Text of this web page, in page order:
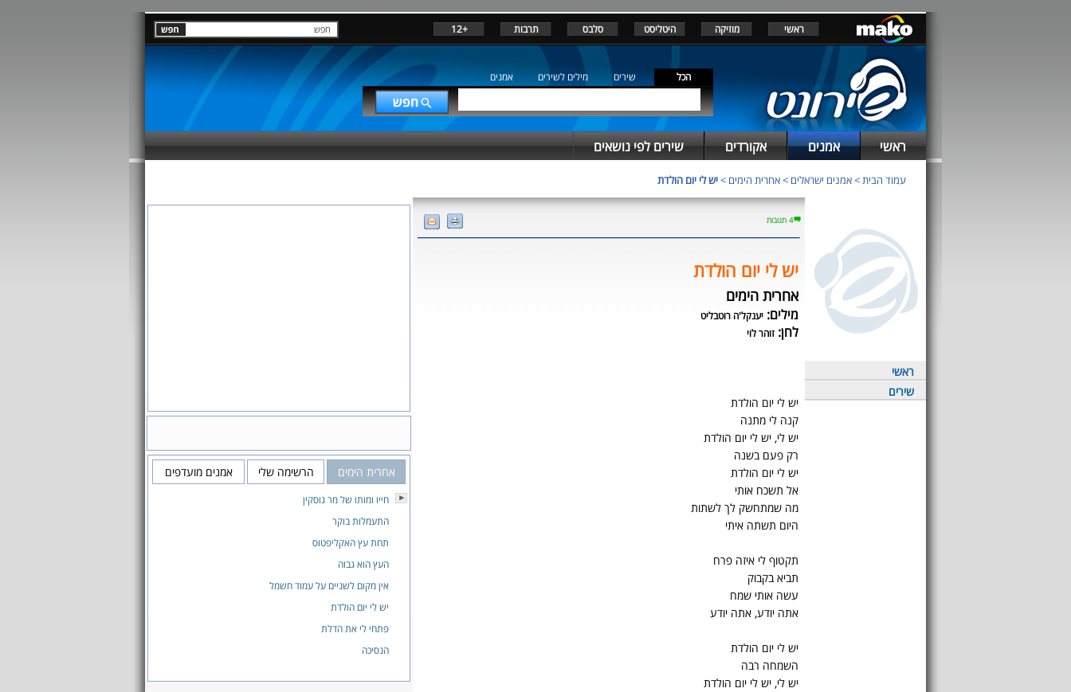
ראשי מוזיקה היטליסט סלבס תרבות +12
הכל שירים מילים לשירים אמנים
ראשי אמנים אקורדים שירים לפי נושאים
עמוד הבית>אמנים ישראלים >אחרית הימים >יש לי יום הולדת
ראשי
שירים
4 תגובות
יש לי יום הולדת
אחרית הימים
מילים: יענקל'ה רוטבליט
לחן: זוהר לוי
יש לי יום הולדת
קנה לי מתנה
יש לי, יש לי יום הולדת
רק פעם בשנה
יש לי יום הולדת
אל תשכח אותי
מה שמתחשק לך לשתות
היום תשתה איתי
תקטוף לי איזה פרח
תביא בקבוק
עשה אותי שמח
אתה יודע, אתה יודע
יש לי יום הולדת
השמחה רבה
יש לי, יש לי יום הולדת
אחרית הימים הרשימה שלי אמנים מועדפים
חייו ומותו של מר גוסקין
התעמלות בוקר
תחת עץ האקליפטוס
העץ הוא גבוה
אין מקום לשניים על עמוד חשמל
יש לי יום הולדת
פתחי לי את הדלת
הנסיכה